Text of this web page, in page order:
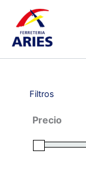
contenido
Filtros
Precio